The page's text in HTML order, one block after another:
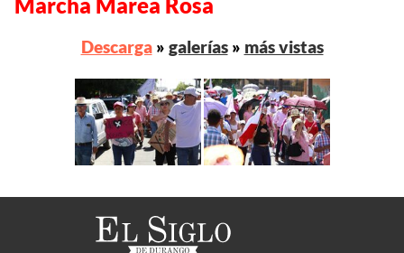
Descarga» galerías» más vistas